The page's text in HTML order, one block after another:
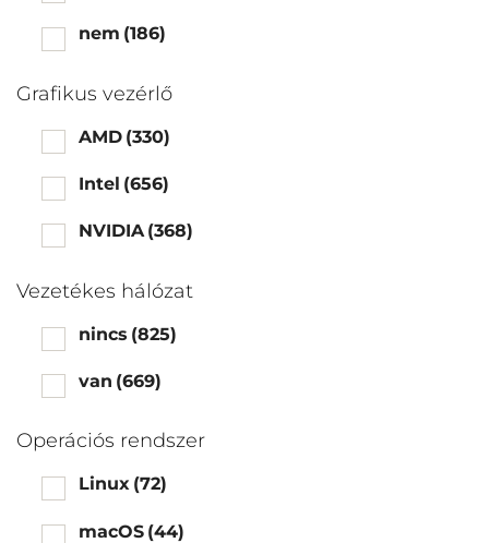
nem (186)
Grafikus vezérlő
AMD (330)
Intel (656)
NVIDIA (368)
Vezetékes hálózat
nincs (825)
van (669)
Operációs rendszer
Linux (72)
macOS (44)